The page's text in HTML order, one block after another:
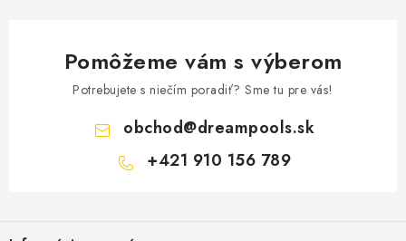
Pomôžeme vám s výberom
Potrebujete s niečím poradiť? Sme tu pre vás!
obchod@dreampools.sk
+421 910 156 789